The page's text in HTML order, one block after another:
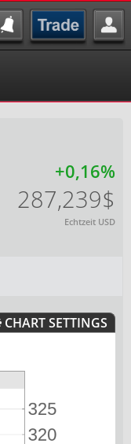
+0,16%
287,239$
Echtzeit USD
CHART SETTINGS